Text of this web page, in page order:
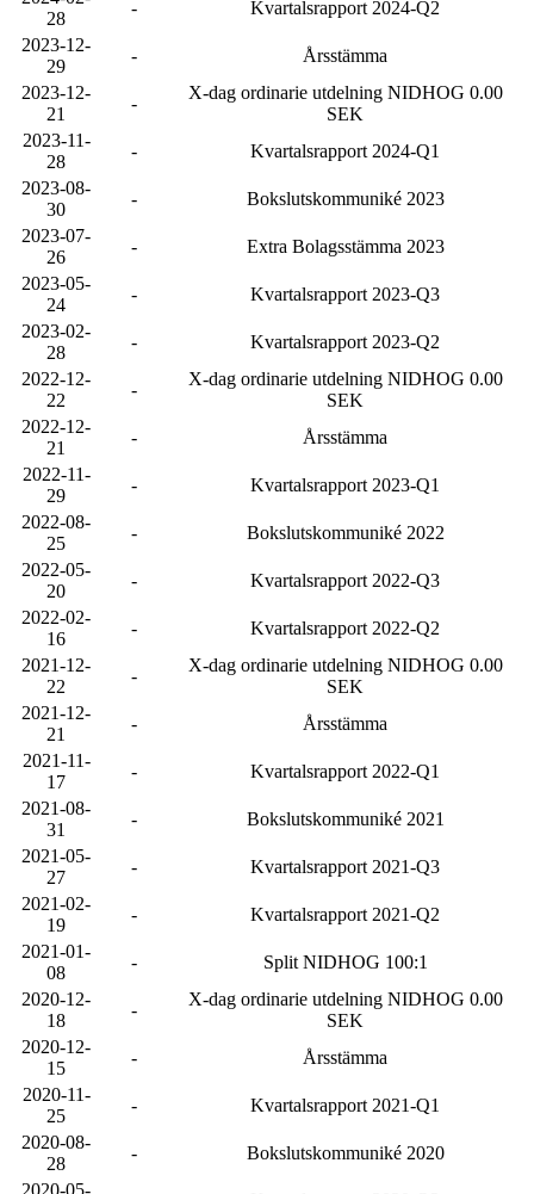
28
-
Kvartalsrapport 2024-Q2
2023-12-
29
-
Årsstämma
2023-12-
21
-
X-dag ordinarie utdelning NIDHOG 0.00
SEK
2023-11-
28
-
Kvartalsrapport 2024-Q1
2023-08-
30
-
Bokslutskommuniké 2023
2023-07-
26
-
Extra Bolagsstämma 2023
2023-05-
24
-
Kvartalsrapport 2023-Q3
2023-02-
28
-
Kvartalsrapport 2023-Q2
2022-12-
22
-
X-dag ordinarie utdelning NIDHOG 0.00
SEK
2022-12-
21
-
Årsstämma
2022-11-
29
-
Kvartalsrapport 2023-Q1
2022-08-
25
-
Bokslutskommuniké 2022
2022-05-
20
-
Kvartalsrapport 2022-Q3
2022-02-
16
-
Kvartalsrapport 2022-Q2
2021-12-
22
-
X-dag ordinarie utdelning NIDHOG 0.00
SEK
2021-12-
21
-
Årsstämma
2021-11-
17
-
Kvartalsrapport 2022-Q1
2021-08-
31
-
Bokslutskommuniké 2021
2021-05-
27
-
Kvartalsrapport 2021-Q3
2021-02-
19
-
Kvartalsrapport 2021-Q2
2021-01-
08
-
Split NIDHOG 100:1
2020-12-
18
-
X-dag ordinarie utdelning NIDHOG 0.00
SEK
2020-12-
15
-
Årsstämma
2020-11-
25
-
Kvartalsrapport 2021-Q1
2020-08-
28
-
Bokslutskommuniké 2020
2020-05-